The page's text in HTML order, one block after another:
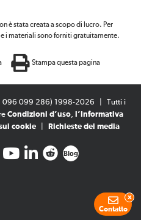
è stata creata a scopo di lucro. Per
i materiali sono forniti gratuitamente.
Stampa questa pagina
096 099 286) 1998-2026
Tutti i
Condizioni d’uso,
l’Informativa
cookie Richieste dei media
Blog
Contatto
x